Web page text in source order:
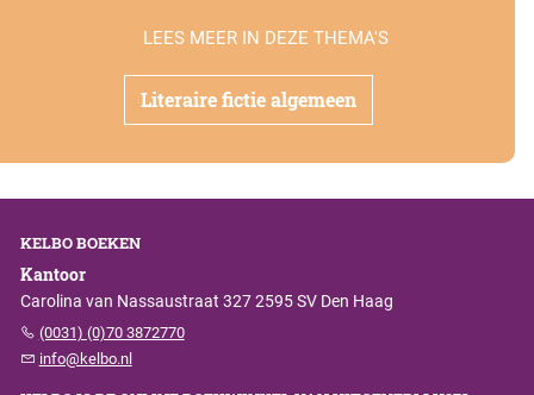
Literaire fictie algemeen
LEES MEER IN DEZE THEMA'S
KELBO BOEKEN
Kantoor
Carolina van Nassaustraat 327 2595 SV Den Haag
(0031) (0)70 3872770
info@kelbo.nl